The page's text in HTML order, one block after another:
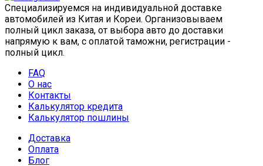
Специализируемся на индивидуальной доставке
автомобилей из Китая и Кореи. Организовываем
полный цикл заказа, от выбора авто до доставки
напрямую к вам, с оплатой таможни, регистрации -
полный цикл.
FAQ
О нас
Контакты
Калькулятор кредита
Калькулятор пошлины
Доставка
Оплата
Блог